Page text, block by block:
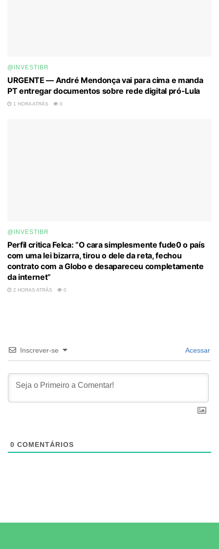
@INVESTIBR
URGENTE — André Mendonça vai para cima e manda
PT entregar documentos sobre rede digital pró-Lula
1 HORA ATRÁS 0
@INVESTIBR
Perfil critica Felca: “O cara simplesmente fude0 o país
com uma lei bizarra, tirou o dele da reta, fechou
contrato com a Globo e desapareceu completamente
da internet”
2 HORAS ATRÁS 0
Inscrever-se Acessar
0 COMENTÁRIOS